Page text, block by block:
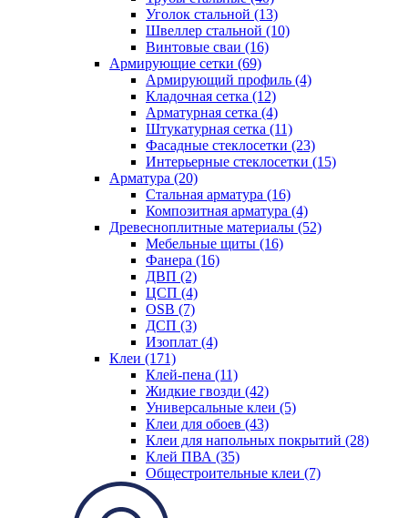
Уголок стальной (13)
Швеллер стальной (10)
Винтовые сваи (16)
Армирующие сетки (69)
Армирующий профиль (4)
Кладочная сетка (12)
Арматурная сетка (4)
Штукатурная сетка (11)
Фасадные стеклосетки (23)
Интерьерные стеклосетки (15)
Арматура (20)
Стальная арматура (16)
Композитная арматура (4)
Древесноплитные материалы (52)
Мебельные щиты (16)
Фанера (16)
ДВП (2)
ЦСП (4)
OSB (7)
ДСП (3)
Изоплат (4)
Клеи (171)
Клей-пена (11)
Жидкие гвозди (42)
Универсальные клеи (5)
Клеи для обоев (43)
Клеи для напольных покрытий (28)
Клей ПВА (35)
Общестроительные клеи (7)